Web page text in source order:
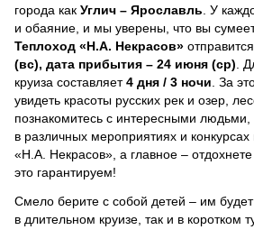
города как Углич – Ярославль . У
и обаяние, и мы уверены, что вы
Теплоход «Н.А. Некрасов»
(вс), дата прибытия – 24 июня (ср) .
круиза составляет4 дня / 3 ночи За
увидеть красоты русских рек и озер,
познакомитесь с интересными людьми,
в различных мероприятиях и конкурсах
«Н.А. Некрасов», а главное –
это гарантируем!
Смело берите с собой детей – им будет
в длительном круизе, так и в коротком